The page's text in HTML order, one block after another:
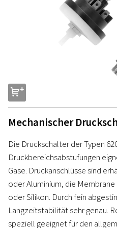
s
Mechanischer
Die Druckschalter der Typen
Druckbereichsabstufungen
Gase. Druckanschlüsse sind
oder Aluminium, die Membrane
oder Silikon. Durch fein
Langzeitstabilität sehr genau.
speziell geeignet für den